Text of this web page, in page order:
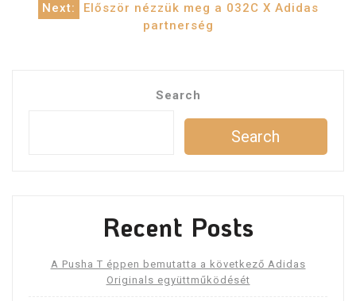
navigation
Next:
Először nézzük meg a 032C X Adidas
partnerség
Search
Search
Recent Posts
A Pusha T éppen bemutatta a következő Adidas
Originals együttműködését